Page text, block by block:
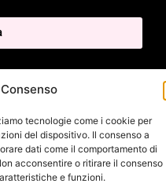
tecnologie come i cookie per
del dispositivo. Il consenso a
dati come il comportamento di
acconsentire o ritirare il consenso
e funzioni.